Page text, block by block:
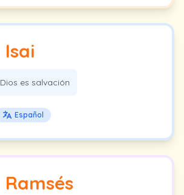
Isai
Dios es salvación
Español
Ramsés